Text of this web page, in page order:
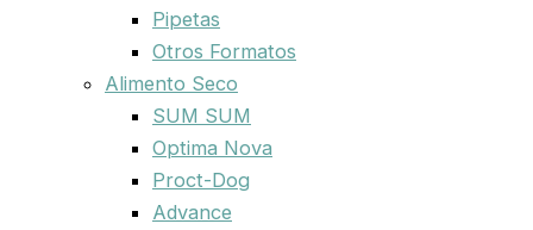
Pipetas
Otros Formatos
Alimento Seco
SUM SUM
Optima Nova
Proct-Dog
Advance